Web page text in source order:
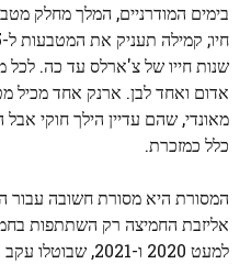
בימים המודרניים, המלך מחלק
שנות חייו של צ'ארלס עד כה. לכל
אדום ואחד לבן. ארנק אחד מכיל
מאונדי, שהם עדיין הילך חוקי
כלל כמזכרת.
המסורת היא מסורת חשובה עבור
אליזבת החמיצה רק השתתפות